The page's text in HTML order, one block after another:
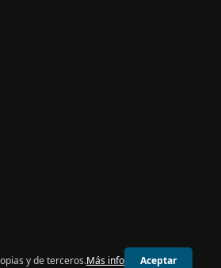
y de terceros.Más info Aceptar